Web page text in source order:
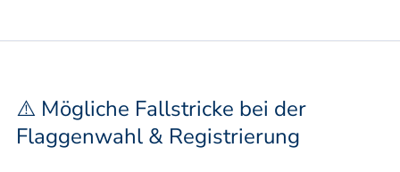
⚠️ Mögliche Fallstricke bei der
Flaggenwahl & Registrierung